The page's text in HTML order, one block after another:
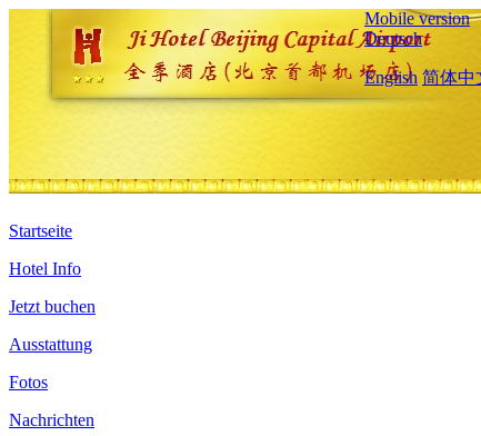
Mobile version
Deutsch
English 简体中
Startseite
Hotel Info
Jetzt buchen
Ausstattung
Fotos
Nachrichten